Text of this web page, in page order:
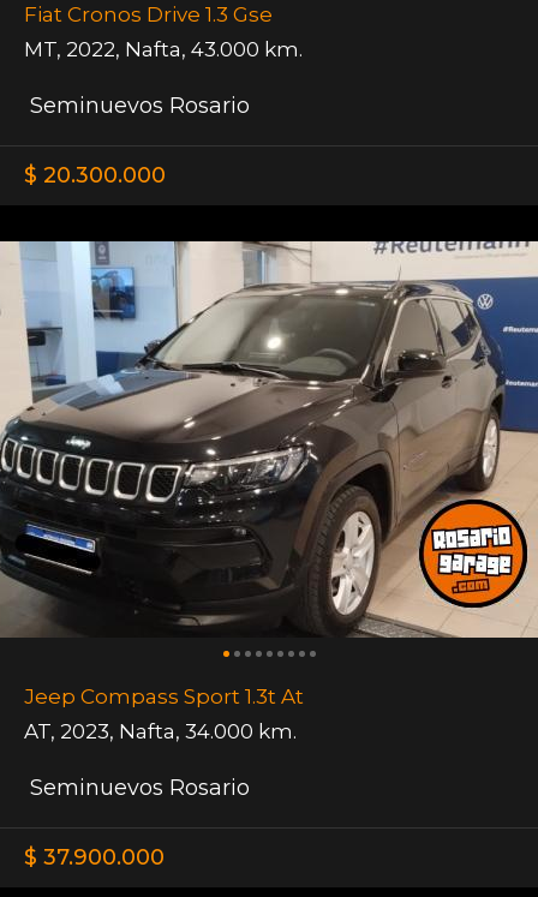
Fiat Cronos Drive 1.3 Gse
MT, 2022, Nafta, 43.000 km.
Seminuevos Rosario
$ 20.300.000
Jeep Compass Sport 1.3t At
AT, 2023, Nafta, 34.000 km.
Seminuevos Rosario
$ 37.900.000